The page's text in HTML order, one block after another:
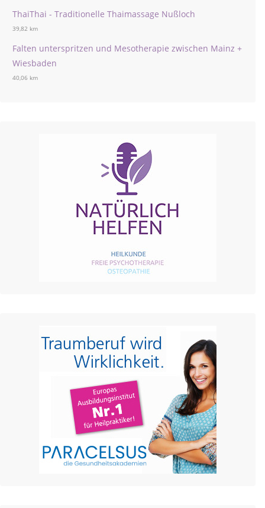
ThaiThai - Traditionelle Thaimassage Nußloch
39,82 km
Falten unterspritzen und Mesotherapie zwischen Mainz +
Wiesbaden
40,06 km